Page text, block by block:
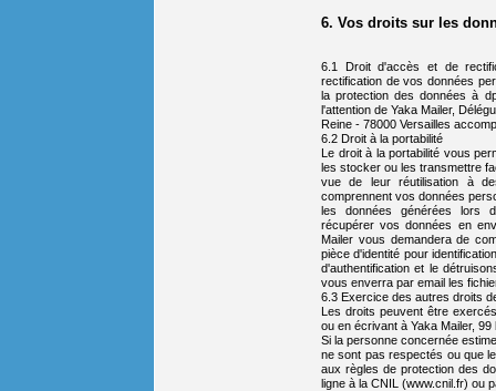
6. Vos droits sur les
6.1 Droit d'accès et de
rectification de vos données
la protection des données à
l'attention de Yaka Mailer,
Reine - 78000 Versailles
6.2 Droit à la portabilité
Le droit à la portabilité vous
les stocker ou les transmettre
vue de leur réutilisation à
comprennent vos données
les données générées lors
récupérer vos données en
Mailer vous demandera de
pièce d'identité pour
d'authentification et le
vous enverra par email les
6.3 Exercice des autres droits
Les droits peuvent être
ou en écrivant à Yaka Mailer,
Si la personne concernée
ne sont pas respectés ou que
aux règles de protection des
ligne à la CNIL (www.cnil.fr) ou